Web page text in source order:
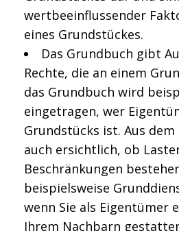
wertbeeinflussender
eines Grundstückes.
Das Grundbuch gibt
Rechte, die an einem
das Grundbuch wird
eingetragen, wer
Grundstücks ist. Aus
auch ersichtlich, ob
Beschränkungen
beispielsweise
wenn Sie als Eigentümer
Ihrem Nachbarn